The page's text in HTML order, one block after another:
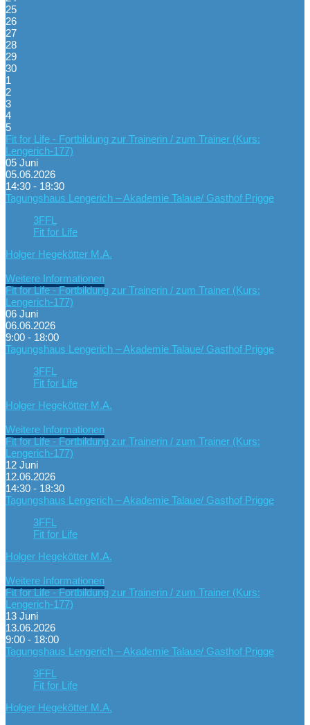
25
26
27
28
29
30
1
2
3
4
5
Fit for Life - Fortbildung zur Trainerin / zum Trainer (Kurs:
Lengerich-177)
05 Juni
05.06.2026
14:30 - 18:30
Tagungshaus Lengerich – Akademie Talaue/ Gasthof Prigge
3FFL
Fit for Life
Holger Hegekötter M.A.
Weitere Informationen
Fit for Life - Fortbildung zur Trainerin / zum Trainer (Kurs:
Lengerich-177)
06 Juni
06.06.2026
9:00 - 18:00
Tagungshaus Lengerich – Akademie Talaue/ Gasthof Prigge
3FFL
Fit for Life
Holger Hegekötter M.A.
Weitere Informationen
Fit for Life - Fortbildung zur Trainerin / zum Trainer (Kurs:
Lengerich-177)
12 Juni
12.06.2026
14:30 - 18:30
Tagungshaus Lengerich – Akademie Talaue/ Gasthof Prigge
3FFL
Fit for Life
Holger Hegekötter M.A.
Weitere Informationen
Fit for Life - Fortbildung zur Trainerin / zum Trainer (Kurs:
Lengerich-177)
13 Juni
13.06.2026
9:00 - 18:00
Tagungshaus Lengerich – Akademie Talaue/ Gasthof Prigge
3FFL
Fit for Life
Holger Hegekötter M.A.